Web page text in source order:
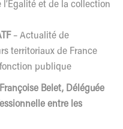
et de la collection
– Actualité de
territoriaux de France
publique
Belet, Déléguée
entre les